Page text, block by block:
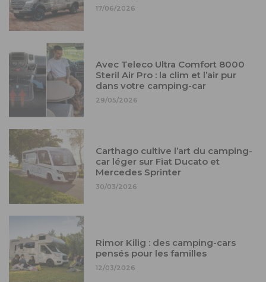
17/06/2026
Avec Teleco Ultra Comfort 8000
Steril Air Pro : la clim et l’air pur
dans votre camping-car
29/05/2026
Carthago cultive l’art du camping-
car léger sur Fiat Ducato et
Mercedes Sprinter
30/03/2026
Rimor Kilig : des camping-cars
pensés pour les familles
12/03/2026